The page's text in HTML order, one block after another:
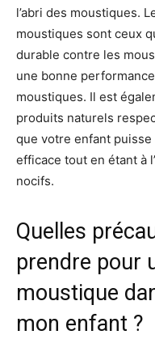
l’abri des moustiques.
moustiques sont ceux
durable contre les
une bonne
moustiques. Il est
produits naturels
que votre enfant
efficace tout en étant à
nocifs.
Quelles
prendre pour
moustique
mon enfant ?